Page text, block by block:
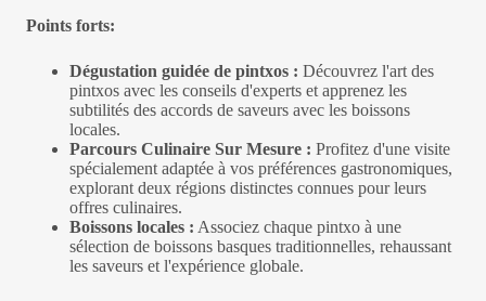
Points forts:
Dégustation guidée de pintxos : Découvrez l'art des
pintxos avec les conseils d'experts et apprenez les
subtilités des accords de saveurs avec les boissons
locales.
Parcours Culinaire Sur Mesure : Profitez d'une visite
spécialement adaptée à vos préférences gastronomiques,
explorant deux régions distinctes connues pour leurs
offres culinaires.
Boissons locales : Associez chaque pintxo à une
sélection de boissons basques traditionnelles, rehaussant
les saveurs et l'expérience globale.